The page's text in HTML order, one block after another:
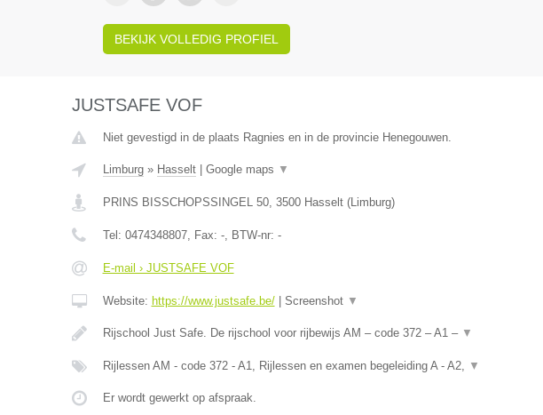
BEKIJK VOLLEDIG PROFIEL
JUSTSAFE VOF
Niet gevestigd in de plaats Ragnies en in de provincie Henegouwen.
Limburg» Hasselt| Google maps ▼
PRINS BISSCHOPSSINGEL 50, 3500 Hasselt(Limburg)
Tel: 0474348807, Fax: -, BTW-nr: -
E-mail › JUSTSAFE VOF
Website: https://www.justsafe.be/| Screenshot ▼
Rijschool Just Safe. De rijschool voor rijbewijs AM – code 372 – A1 – ▼
Rijlessen AM - code 372 - A1, Rijlessen en examen begeleiding A - A2, ▼
Er wordt gewerkt op afspraak.